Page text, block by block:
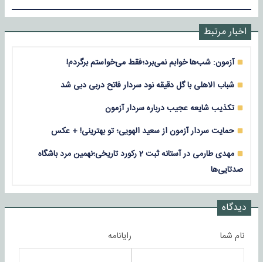
اخبار مرتبط
آزمون: شب‌ها خوابم نمی‌برد؛فقط می‌خواستم برگردم!
شباب الاهلی با گل دقیقه نود سردار فاتح دربی دبی شد
تکذیب شایعه عجیب درباره سردار آزمون
حمایت سردار آزمون از سعید الهویی؛ تو بهترینی! + عکس
مهدی طارمی در آستانه ثبت 2 رکورد تاریخی؛نهمین مرد باشگاه
صدتایی‌ها
دیدگاه
نام شما رایانامه